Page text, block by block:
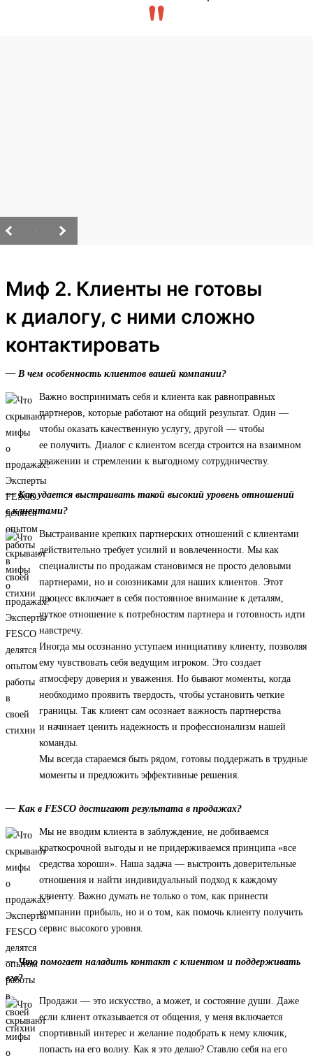
Миф 2. Клиенты не готовы
к диалогу, с ними сложно
контактировать
— В чем особенность клиентов вашей компании?
Важно воспринимать себя и клиента как равноправных
партнеров, которые работают на общий результат. Один —
чтобы оказать качественную услугу, другой — чтобы
ее получить. Диалог с клиентом всегда строится на взаимном
уважении и стремлении к выгодному сотрудничеству.
— Как удается выстраивать такой высокий уровень отношений
с клиентами?
Выстраивание крепких партнерских отношений с клиентами
действительно требует усилий и вовлеченности. Мы как
специалисты по продажам становимся не просто деловыми
партнерами, но и союзниками для наших клиентов. Этот
процесс включает в себя постоянное внимание к деталям,
чуткое отношение к потребностям партнера и готовность идти
навстречу.
Иногда мы осознанно уступаем инициативу клиенту, позволяя
ему чувствовать себя ведущим игроком. Это создает
атмосферу доверия и уважения. Но бывают моменты, когда
необходимо проявить твердость, чтобы установить четкие
границы. Так клиент сам осознает важность партнерства
и начинает ценить надежность и профессионализм нашей
команды.
Мы всегда стараемся быть рядом, готовы поддержать в трудные
моменты и предложить эффективные решения.
— Как в FESCO достигают результата в продажах?
Мы не вводим клиента в заблуждение, не добиваемся
краткосрочной выгоды и не придерживаемся принципа «все
средства хороши». Наша задача — выстроить доверительные
отношения и найти индивидуальный подход к каждому
клиенту. Важно думать не только о том, как принести
компании прибыль, но и о том, как помочь клиенту получить
сервис высокого уровня.
— Что помогает наладить контакт с клиентом и поддерживать
его?
Продажи — это искусство, а может, и состояние души. Даже
если клиент отказывается от общения, у меня включается
спортивный интерес и желание подобрать к нему ключик,
попасть на его волну. Как я это делаю? Ставлю себя на его